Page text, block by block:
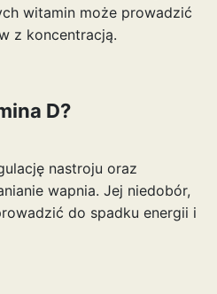
witamin może prowadzić
z koncentracją.
D?
nastroju oraz
wapnia. Jej niedobór,
do spadku energii i